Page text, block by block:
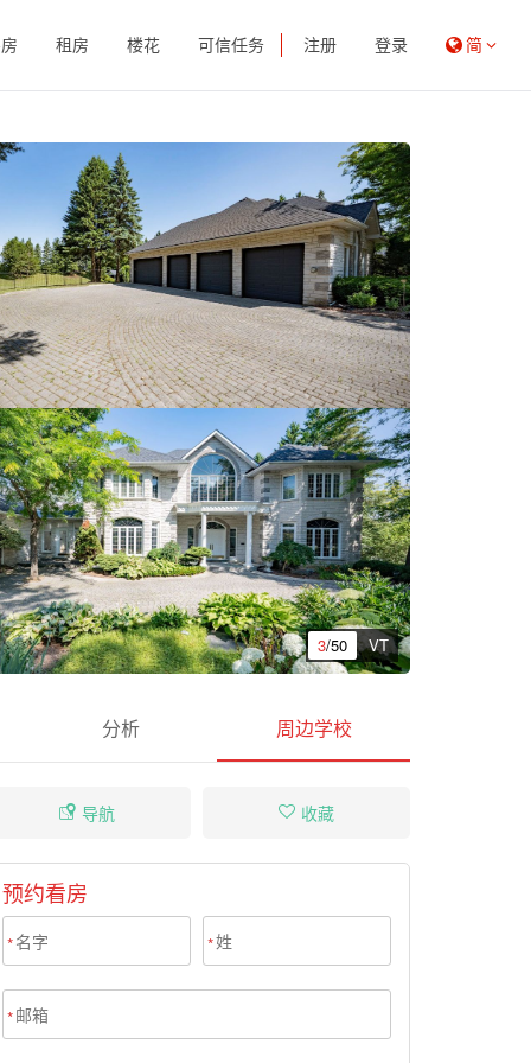
租房 楼花 可信任务 注册 登录 简
3/50 VT
分析 周边学校
导航 收藏
预约看房
* *
*